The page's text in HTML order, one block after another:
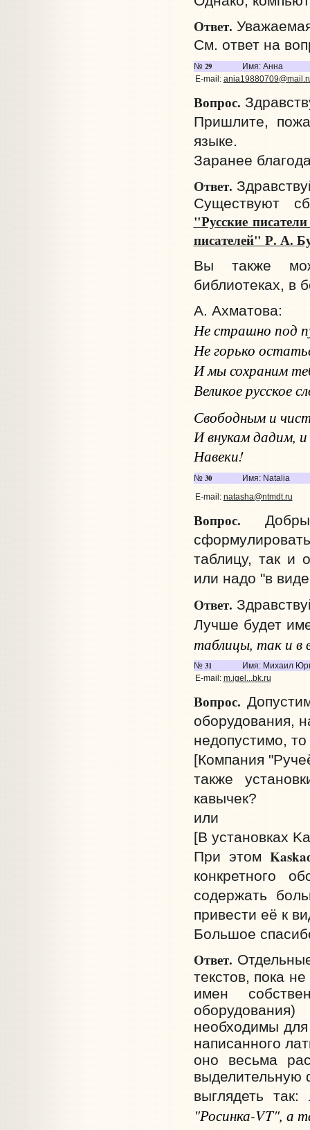
Ответ.
См. ответ на
№29
Имя: Анна
E-mail:
Вопрос.
Пришлите,
языке.
Заранее
Ответ.
Существуют
"Русские
писателей" Р. А.
Вы также
библиотеках, в
А. Ахматова:
Не страшно под
Не горько
И мы сохраним
Великое русское
Свободным и
И внукам дадим,
Навеки!
№30
Имя: Natalia
E-mail: natasha@ntmdt.ru
Вопрос.
таблицу, так и
или надо "в
Ответ.
Лучше будет
таблицы, так и в
№31
Имя: Михаил
E-mail: m.igel...bk.ru
Вопрос.
оборудования,
недопустимо,
[Компания
также
кавычек?
или
[В установках
При этом
конкретного
содержать
привести её к
Большое
Ответ.
текстов, пока
имен
необходимы
написанного
оно весьма
выделительную
выглядеть так:
"Росинка-VT", а